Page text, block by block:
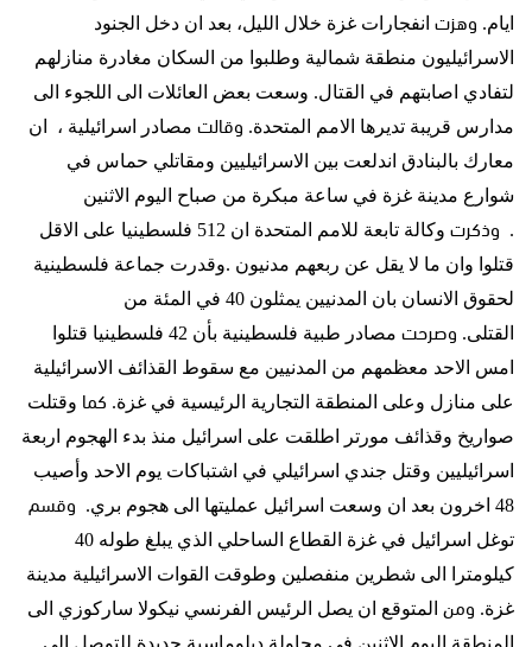
ايام. وهزت انفجارات غزة خلال الليل، بعد ان دخل الجنود
الاسرائيليون منطقة شمالية وطلبوا من السكان مغادرة منازلهم
لتفادي اصابتهم في القتال. وسعت بعض العائلات الى اللجوء الى
مدارس قريبة تديرها الامم المتحدة. وقالت مصادر اسرائيلية ، ان
معارك بالبنادق اندلعت بين الاسرائيليين ومقاتلي حماس في
شوارع مدينة غزة في ساعة مبكرة من صباح اليوم الاثنين
. وذكرت وكالة تابعة للامم المتحدة ان 512 فلسطينيا على الاقل
قتلوا وان ما لا يقل عن ربعهم مدنيون .وقدرت جماعة فلسطينية
لحقوق الانسان بان المدنيين يمثلون 40 في المئة من
القتلى. وصرحت مصادر طبية فلسطينية بأن 42 فلسطينيا قتلوا
امس الاحد معظمهم من المدنيين مع سقوط القذائف الاسرائيلية
على منازل وعلى المنطقة التجارية الرئيسية في غزة. كما وقتلت
صواريخ وقذائف مورتر اطلقت على اسرائيل منذ بدء الهجوم اربعة
اسرائيليين وقتل جندي اسرائيلي في اشتباكات يوم الاحد وأصيب
48 اخرون بعد ان وسعت اسرائيل عمليتها الى هجوم بري. وقسم
توغل اسرائيل في غزة القطاع الساحلي الذي يبلغ طوله 40
كيلومترا الى شطرين منفصلين وطوقت القوات الاسرائيلية مدينة
غزة. ومن المتوقع ان يصل الرئيس الفرنسي نيكولا ساركوزي الى
المنطقة اليوم الاثنين في محاولة دبلوماسية جديدة للتوصل الى